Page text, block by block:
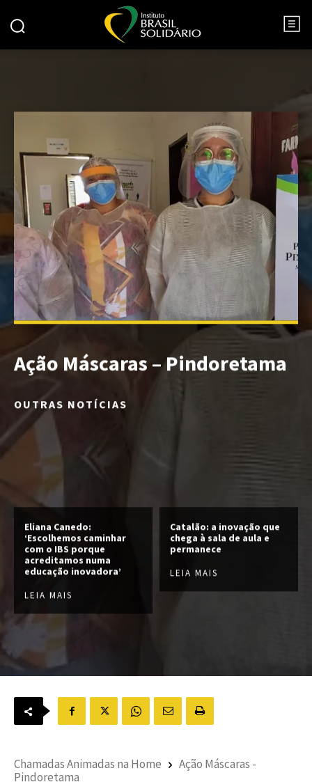
Ação Máscaras – Pindoretama
OUTRAS NOTÍCIAS
Eliana Canedo:
‘Escolhemos caminhar
com o IBS porque
acreditamos numa
educação inovadora’
LEIA MAIS
Catalão: a inovação que
chega à sala de aula e
permanece
LEIA MAIS
Chamadas Animadas na Home
Ação Máscaras -
Pindoretama